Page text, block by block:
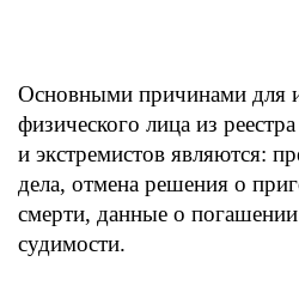
Основными причинами для
физического лица из
и экстремистов являются:
дела, отмена решения о
смерти, данные о
судимости.